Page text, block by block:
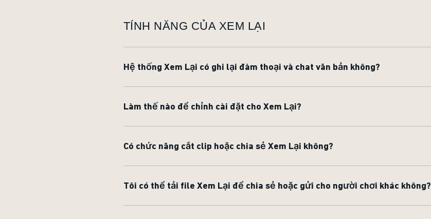
TÍNH NĂNG CỦA XEM LẠI
Hệ thống Xem Lại có ghi lại đàm thoại và chat văn bản không?
Làm thế nào để chỉnh cài đặt cho Xem Lại?
Có chức năng cắt clip hoặc chia sẻ Xem Lại không?
Tôi có thể tải file Xem Lại để chia sẻ hoặc gửi cho người chơi khác không?